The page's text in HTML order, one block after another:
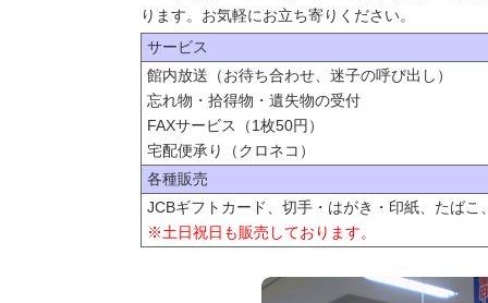
ります。お気軽にお立ち寄りください。
サービス
館内放送（お待ち合わせ、迷子の呼び出し）
忘れ物・拾得物・遺失物の受付
FAXサービス（1枚50円）
宅配便承り（クロネコ）
各種販売
JCBギフトカード、切手・はがき・印紙、たばこ
※土日祝日も販売しております。